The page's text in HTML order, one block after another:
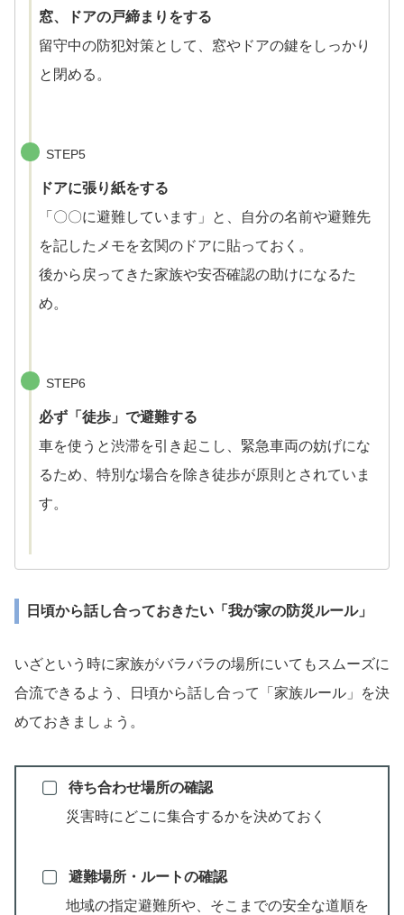
窓、ドアの戸締まりをする
留守中の防犯対策として、窓やドアの鍵をしっかり
と閉める。
STEP5
ドアに張り紙をする
「〇〇に避難しています」と、自分の名前や避難先
を記したメモを玄関のドアに貼っておく。
後から戻ってきた家族や安否確認の助けになるた
め。
STEP6
必ず「徒歩」で避難する
車を使うと渋滞を引き起こし、緊急車両の妨げにな
るため、特別な場合を除き徒歩が原則とされていま
す。
日頃から話し合っておきたい「我が家の防災ルール」
いざという時に家族がバラバラの場所にいてもスムーズに
合流できるよう、日頃から話し合って「家族ルール」を決
めておきましょう。
待ち合わせ場所の確認
災害時にどこに集合するかを決めておく
避難場所・ルートの確認
地域の指定避難所や、そこまでの安全な道順を